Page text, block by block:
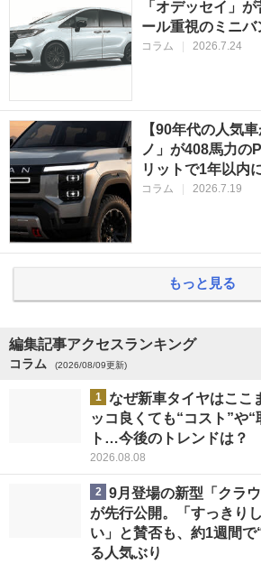
「オデッセイ」
ール重視のミニバ
コラム | 2026.7.24
【90年代の人気
ノ」が408馬力の
リットで1年以内
コラム | 2026.7.19
もっと見る
編集記事アクセスランキング
コラム (2026/08/09更新)
1
なぜ新車タイヤはここ
ッコ良くても“コスト”や
ト…今後のトレンドは？
2026.08.08
2
9月登場の新型「クラ
が先行公開。「すっきり
い」と賛否も、約1週間で
る人気ぶり